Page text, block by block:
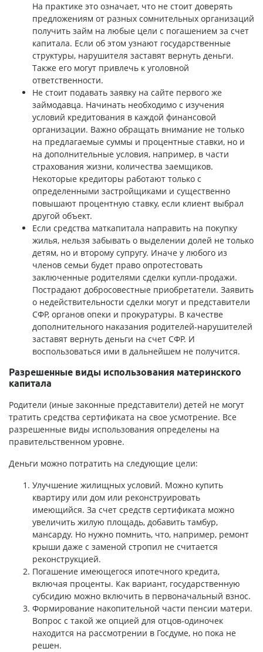
На практике это означает, что не стоит доверять
предложениям от разных сомнительных организаций
получить займ на любые цели с погашением за счет
капитала. Если об этом узнают государственные
структуры, нарушителя заставят вернуть деньги.
Также его могут привлечь к уголовной
ответственности.
Не стоит подавать заявку на сайте первого же
займодавца. Начинать необходимо с изучения
условий кредитования в каждой финансовой
организации. Важно обращать внимание не только
на предлагаемые суммы и процентные ставки, но и
на дополнительные условия, например, в части
страхования жизни, количества заемщиков.
Некоторые кредиторы работают только с
определенными застройщиками и существенно
повышают процентную ставку, если клиент выбрал
другой объект.
Если средства маткапитала направить на покупку
жилья, нельзя забывать о выделении долей не только
детям, но и второму супругу. Иначе у любого из
членов семьи будет право опротестовать
заключенные родителями сделки купли-продажи.
Пострадают добросовестные приобретатели. Заявить
о недействительности сделки могут и представители
СФР, органов опеки и прокуратуры. В качестве
дополнительного наказания родителей-нарушителей
заставят вернуть деньги на счет СФР. И
воспользоваться ими в дальнейшем не получится.
Разрешенные виды использования материнского
капитала
Родители (иные законные представители) детей не могут
тратить средства сертификата на свое усмотрение. Все
разрешенные виды использования определены на
правительственном уровне.
Деньги можно потратить на следующие цели:
Улучшение жилищных условий. Можно купить
квартиру или дом или реконструировать
имеющийся. За счет средств сертификата можно
увеличить жилую площадь, добавить тамбур,
мансарду. Но нужно помнить, что, например, ремонт
крыши даже с заменой стропил не считается
реконструкцией.
Погашение имеющегося ипотечного кредита,
включая проценты. Как вариант, государственную
субсидию можно включить в первоначальный взнос.
Формирование накопительной части пенсии матери.
Вопрос с такой же опцией для отцов-одиночек
находится на рассмотрении в Госдуме, но пока не
решен.